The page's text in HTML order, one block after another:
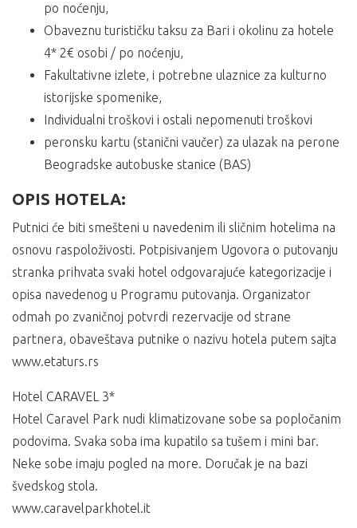
po noćenju,
Obaveznu turističku taksu za Bari i okolinu za hotele
4* 2€ osobi / po noćenju,
Fakultativne izlete, i potrebne ulaznice za kulturno
istorijske spomenike,
Individualni troškovi i ostali nepomenuti troškovi
peronsku kartu (stanični vaučer) za ulazak na perone
Beogradske autobuske stanice (BAS)
OPIS HOTELA:
Putnici će biti smešteni u navedenim ili sličnim hotelima na
osnovu raspoloživosti. Potpisivanjem Ugovora o putovanju
stranka prihvata svaki hotel odgovarajuće kategorizacije i
opisa navedenog u Programu putovanja. Organizator
odmah po zvaničnoj potvrdi rezervacije od strane
partnera, obaveštava putnike o nazivu hotela putem sajta
www.etaturs.rs
Hotel CARAVEL 3*
Hotel Caravel Park nudi klimatizovane sobe sa popločanim
podovima. Svaka soba ima kupatilo sa tušem i mini bar.
Neke sobe imaju pogled na more. Doručak je na bazi
švedskog stola.
www.caravelparkhotel.it